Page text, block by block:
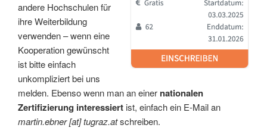
andere Hochschulen für
ihre Weiterbildung
verwenden – wenn eine
Kooperation gewünscht
ist bitte einfach
unkompliziert bei uns
melden. Ebenso wenn man an einer nationalen
Zertifizierung interessiert ist, einfach ein E-Mail an
martin.ebner [at] tugraz.atschreiben.